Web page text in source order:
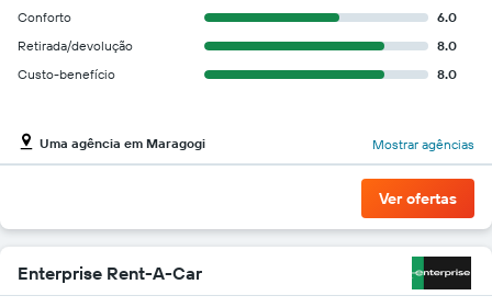
Conforto
6.0
Retirada/devolução
8.0
Custo-benefício
8.0
Uma agência em Maragogi Mostrar agências
Ver ofertas
Enterprise Rent-A-Car